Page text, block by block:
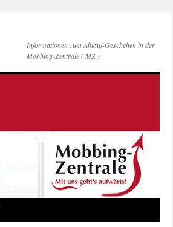
Informationen zum Ablauf-Geschehen in der
Mobbing-Zentrale ( MZ )